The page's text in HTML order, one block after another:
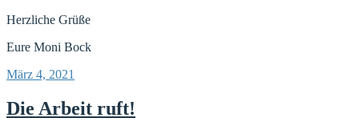
Herzliche Grüße
Eure Moni Bock
Veröffentlicht
März 4, 2021
Die Arbeit ruft!